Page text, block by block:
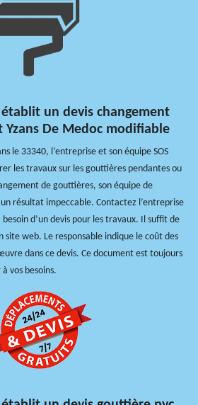
établit un devis changement
Yzans De Medoc modifiable
le 33340, l’entreprise et son équipe SOS
les travaux sur les gouttières pendantes ou
de gouttières, son équipe de
résultat impeccable. Contactez l’entreprise
besoin d’un devis pour les travaux. Il suffit de
site web. Le responsable indique le coût des
dans ce devis. Ce document est toujours
vos besoins.